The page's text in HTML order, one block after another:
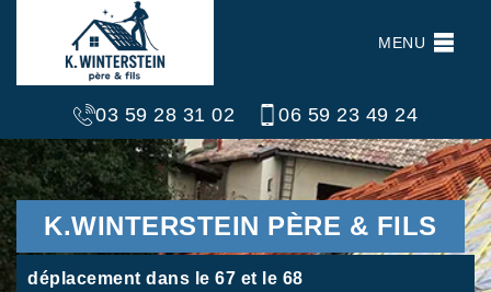
MENU
03 59 28 31 02 06 59 23 49 24
K.WINTERSTEIN PÈRE & FILS
déplacement dans le 67 et le 68